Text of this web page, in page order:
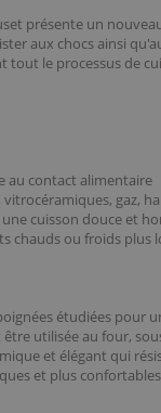
présente un
aux chocs ainsi
tout le processus de
au contact alimentaire
gaz,
cuisson douce et
chauds ou froids plus
étudiées pour
être utilisée au four,
et élégant qui
et plus